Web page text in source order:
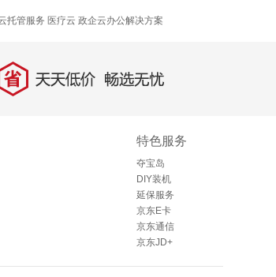
托管服务 医疗云 政企云办公解决方案
天天低价，畅选无忧
特色服务
夺宝岛
DIY装机
延保服务
京东E卡
京东通信
京东JD+